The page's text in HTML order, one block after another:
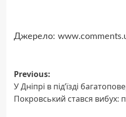
Джерело:
Post
navigation
Previous:
У Дніпрі в під’їзді
Покровський стався вибух: